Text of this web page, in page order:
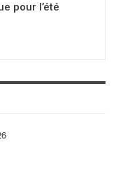
pour l’été